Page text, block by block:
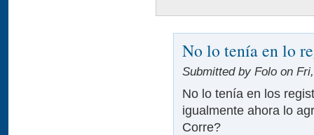
No lo tenía en lo
Submitted by Folo on
No lo tenía en los
igualmente ahora lo
Corre?